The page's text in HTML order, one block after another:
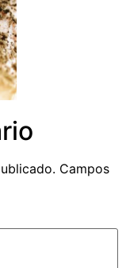
Campos